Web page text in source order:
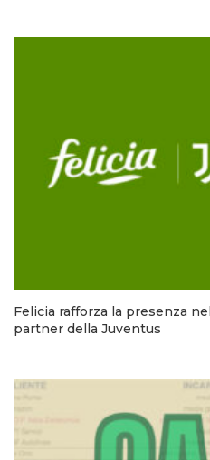
Felicia rafforza la presenza
partner della Juventus